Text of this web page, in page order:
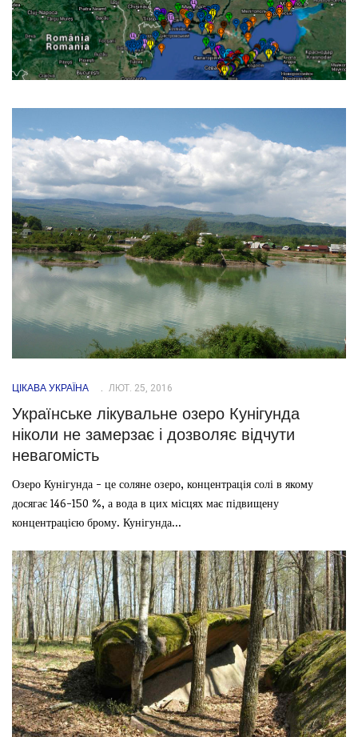
ЦІКАВА УКРАЇНА ЛЮТ. 25, 2016
Українське лікувальне озеро Кунігунда
ніколи не замерзає і дозволяє відчути
невагомість
Озеро Кунігунда - це соляне озеро, концентрація солі в якому
досягає 146-150 %, а вода в цих місцях має підвищену
концентрацією брому. Кунігунда...